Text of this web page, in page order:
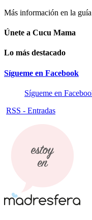
Más información en la
Únete a Cucu Mama
Lo más destacado
Sígueme en Facebook
Sígueme en
RSS - Entradas